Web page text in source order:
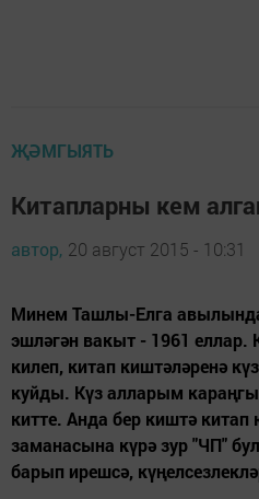
ҖӘМГЫЯТЬ
Китапларны кем
автор, 20 август 2015 - 10:31
Минем Ташлы-Елга
эшләгән вакыт - 1961 еллар.
килеп, китап киштәләренә
куйды. Күз алларым
китте. Анда бер киштә
заманасына күрә зур "ЧП"
барып ирешсә,